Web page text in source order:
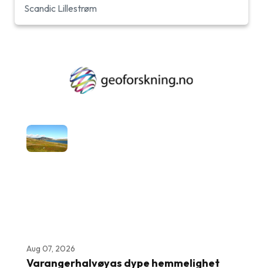
Scandic Lillestrøm
Aug 07, 2026
Varangerhalvøyas dype hemmelighet